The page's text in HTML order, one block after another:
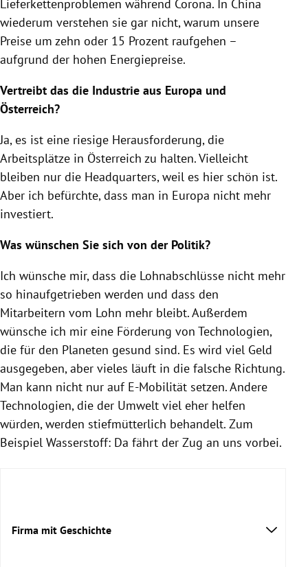
Lieferkettenproblemen während Corona. In China
wiederum verstehen sie gar nicht, warum unsere
Preise um zehn oder 15 Prozent raufgehen –
aufgrund der hohen Energiepreise.
Vertreibt das die Industrie aus Europa und
Österreich?
Ja, es ist eine riesige Herausforderung, die
Arbeitsplätze in Österreich zu halten. Vielleicht
bleiben nur die Headquarters, weil es hier schön ist.
Aber ich befürchte, dass man in Europa nicht mehr
investiert.
Was wünschen Sie sich von der Politik?
Ich wünsche mir, dass die Lohnabschlüsse nicht mehr
so hinaufgetrieben werden und dass den
Mitarbeitern vom Lohn mehr bleibt. Außerdem
wünsche ich mir eine Förderung von Technologien,
die für den Planeten gesund sind. Es wird viel Geld
ausgegeben, aber vieles läuft in die falsche Richtung.
Man kann nicht nur auf E-Mobilität setzen. Andere
Technologien, die der Umwelt viel eher helfen
würden, werden stiefmütterlich behandelt. Zum
Beispiel Wasserstoff: Da fährt der Zug an uns vorbei.
Firma mit Geschichte